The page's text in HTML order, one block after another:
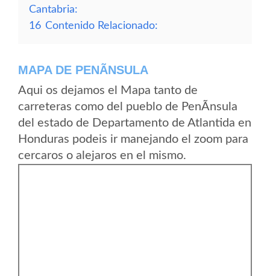
Cantabria:
16 Contenido Relacionado:
MAPA DE PENÃ­NSULA
Aqui os dejamos el Mapa tanto de
carreteras como del pueblo de PenÃ­nsula
del estado de Departamento de Atlantida en
Honduras podeis ir manejando el zoom para
cercaros o alejaros en el mismo.